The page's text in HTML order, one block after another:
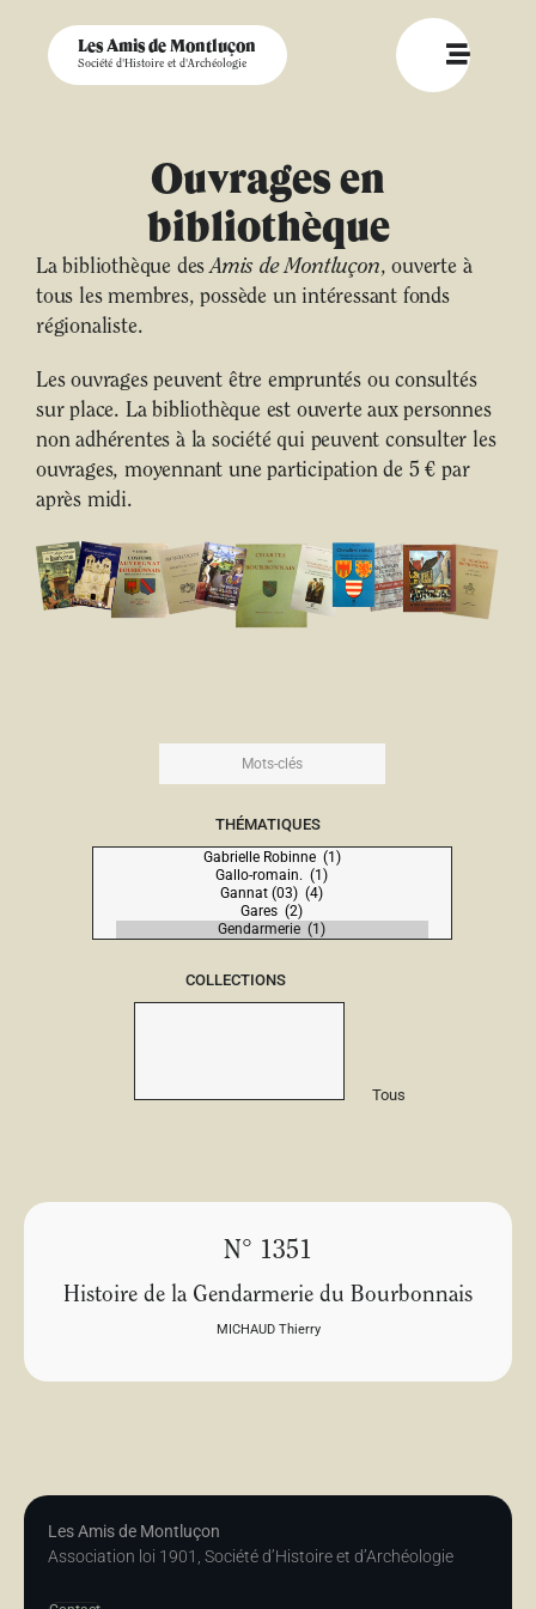
Les Amis de Montluçon
Société d'Histoire et d'Archéologie
Ouvrages en
bibliothèque
La bibliothèque desAmis de Montluçon, ouverte à
tous les membres, possède un intéressant fonds
régionaliste.
Les ouvrages peuvent être empruntés ou consultés
sur place. La bibliothèque est ouverte aux personnes
non adhérentes à la société qui peuvent consulter les
ouvrages, moyennant une participation de 5 € par
après midi.
THÉMATIQUES
COLLECTIONS
Tous
N° 1351
Histoire de la Gendarmerie du Bourbonnais
MICHAUD Thierry
Les Amis de Montluçon
Association loi 1901, Société d’Histoire et d’Archéologie